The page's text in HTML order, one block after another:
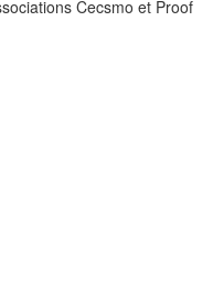
Cecsmo et Proof